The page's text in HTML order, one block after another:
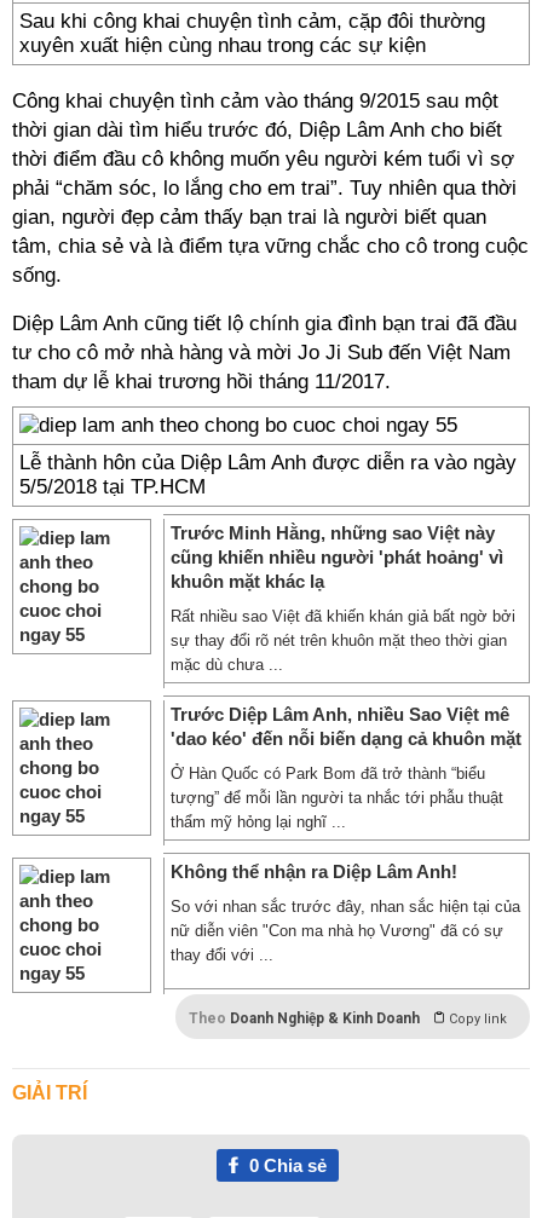
Sau khi công khai chuyện tình cảm, cặp đôi thường
xuyên xuất hiện cùng nhau trong các sự kiện
Công khai chuyện tình cảm vào tháng 9/2015 sau một
thời gian dài tìm hiểu trước đó, Diệp Lâm Anh cho biết
thời điểm đầu cô không muốn yêu người kém tuổi vì sợ
phải “chăm sóc, lo lắng cho em trai”. Tuy nhiên qua thời
gian, người đẹp cảm thấy bạn trai là người biết quan
tâm, chia sẻ và là điểm tựa vững chắc cho cô trong cuộc
sống.
Diệp Lâm Anh cũng tiết lộ chính gia đình bạn trai đã đầu
tư cho cô mở nhà hàng và mời Jo Ji Sub đến Việt Nam
tham dự lễ khai trương hồi tháng 11/2017.
Lễ thành hôn của Diệp Lâm Anh được diễn ra vào ngày
5/5/2018 tại TP.HCM
Trước Minh Hằng, những sao Việt này
cũng khiến nhiều người 'phát hoảng' vì
khuôn mặt khác lạ
Rất nhiều sao Việt đã khiến khán giả bất ngờ bởi
sự thay đổi rõ nét trên khuôn mặt theo thời gian
mặc dù chưa ...
Trước Diệp Lâm Anh, nhiều Sao Việt mê
'dao kéo' đến nỗi biến dạng cả khuôn mặt
Ở Hàn Quốc có Park Bom đã trở thành “biểu
tượng” để mỗi lần người ta nhắc tới phẫu thuật
thẩm mỹ hỏng lại nghĩ ...
Không thể nhận ra Diệp Lâm Anh!
So với nhan sắc trước đây, nhan sắc hiện tại của
nữ diễn viên "Con ma nhà họ Vương" đã có sự
thay đổi với ...
Theo Doanh Nghiệp & Kinh Doanh Copy link
GIẢI TRÍ
0Chia sẻ